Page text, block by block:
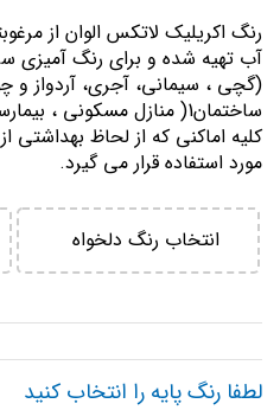
رنگ اكريليك لاتكس الوان از
آب تهيه شده و برای رنگ آمیزی
(گچی ، سیمانی، آجری، آردواز
ساختمان1( منازل مسكوني ،
كليه اماكني كه از لحاظ
مورد استفاده قرار می گیرد.
انتخاب رنگ دلخواه
لطفا رنگ پایه را انتخاب کنید